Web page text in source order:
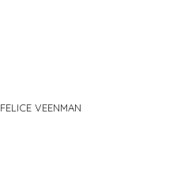
FELICE VEENMAN